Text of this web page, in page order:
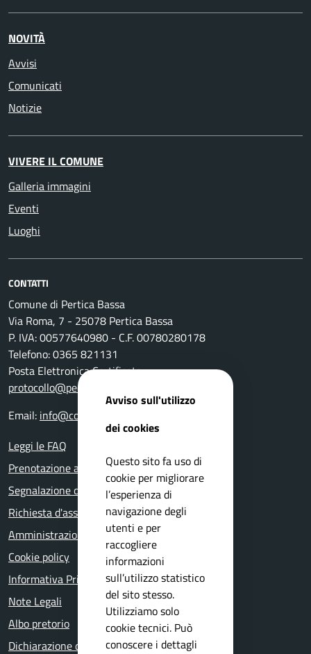
NOVITÀ
Avvisi
Comunicati
Notizie
VIVERE IL COMUNE
Galleria immagini
Eventi
Luoghi
CONTATTI
Comune di Pertica Bassa
Via Roma, 7 - 25078 Pertica Bassa
P. IVA: 00577640980 - C.F. 00780280178
Telefono: 0365 821131
Posta Elettronica Certificata:
protocollo@pec.comune.perticabassa.bs.it
Email: info@comune.perticabassa.bs.it
Leggi le FAQ
Prenotazione appuntamento
Segnalazione disservizio
Richiesta d'assistenza
Amministrazione trasparente
Cookie policy
Informativa Privacy
Note Legali
Albo pretorio
Dichiarazione di accessibilità
Avviso sull'utilizzo
dei cookies
Questo sito fa uso di
cookie per migliorare
l’esperienza di
navigazione degli
utenti e per
raccogliere
informazioni
sull’utilizzo statistico
del sito stesso.
Utilizziamo solo
cookie tecnici. Può
conoscere i dettagli